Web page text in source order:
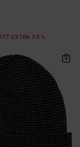
EXTRA 25 %